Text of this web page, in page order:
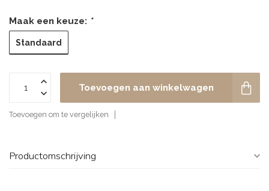
Maak een keuze: *
Standaard
Toevoegen aan winkelwagen
Toevoegen om te vergelijken
Productomschrijving